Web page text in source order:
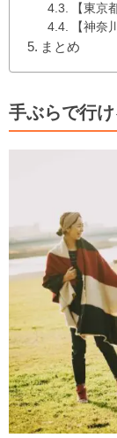
【東京
【神奈
まとめ
手ぶらで行